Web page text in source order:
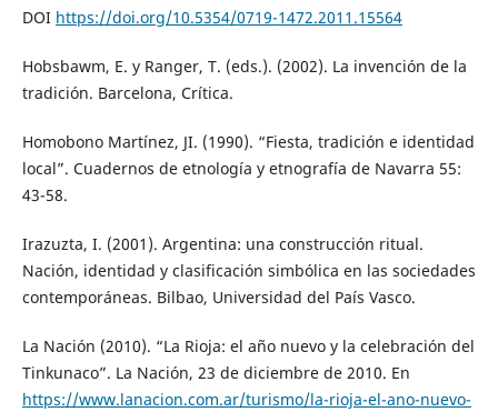
DOI https://doi.org/10.5354/0719-1472.2011.15564
Hobsbawm, E. y Ranger, T. (eds.). (2002). La invención de la
tradición. Barcelona, Crítica.
Homobono Martínez, JI. (1990). “Fiesta, tradición e identidad
local”. Cuadernos de etnología y etnografía de Navarra 55:
43-58.
Irazuzta, I. (2001). Argentina: una construcción ritual.
Nación, identidad y clasificación simbólica en las sociedades
contemporáneas. Bilbao, Universidad del País Vasco.
La Nación (2010). “La Rioja: el año nuevo y la celebración del
Tinkunaco”. La Nación, 23 de diciembre de 2010. En
https://www.lanacion.com.ar/turismo/la-rioja-el-ano-nuevo-